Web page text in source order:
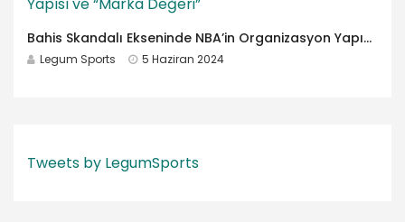
Bahis Skandalı Ekseninde NBA’in Organizasyon Yapısı ve “Marka Değeri”
Legum Sports 5 Haziran 2024
Tweets by LegumSports